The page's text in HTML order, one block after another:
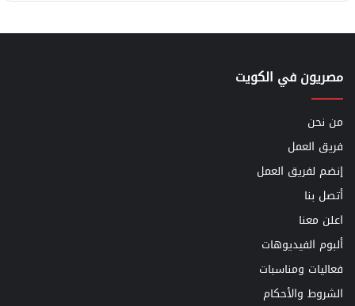
مصريون في الكويت
من نحن
فريق العمل
إنضم لفريق العمل
أتصل بنا
اعلن معنا
ألبوم الفيديوهات
فعاليات ومناسبات
الشروط والأحكام